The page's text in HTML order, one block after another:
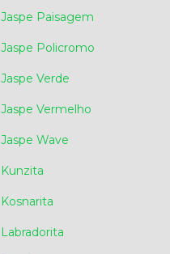
Jaspe Paisagem
Jaspe Policromo
Jaspe Verde
Jaspe Vermelho
Jaspe Wave
Kunzita
Kosnarita
Labradorita